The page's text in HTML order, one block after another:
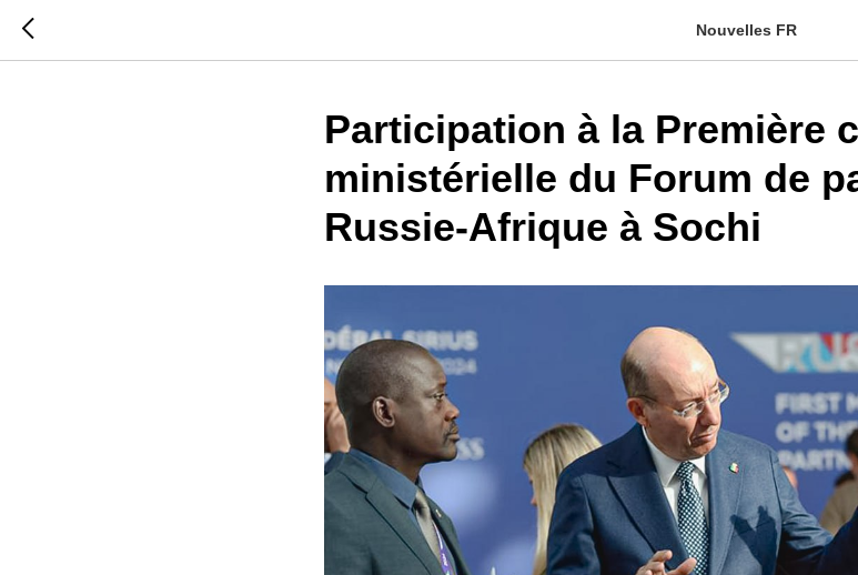
Nouvelles FR
Participation à la Première
ministérielle du Forum de
Russie-Afrique à Sochi